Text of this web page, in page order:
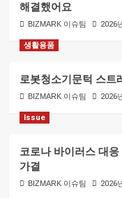
해결했어요
BIZMARK 이슈팀 2026
생활용품
로봇청소기문턱 스트
BIZMARK 이슈팀 2026
Issue
코로나 바이러스 대
가결
BIZMARK 이슈팀 2026